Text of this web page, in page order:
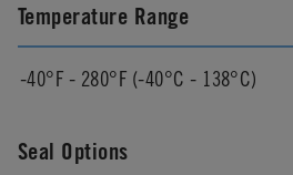
Temperature Range
-40°F - 280°F (-40°C - 138°C)
Seal Options